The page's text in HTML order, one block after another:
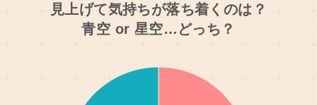
見上げて気持ちが落ち着くのは？
青空 or 星空…どっち？